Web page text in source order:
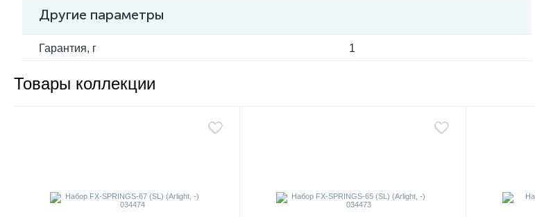
Другие параметры
Гарантия, г 1
Товары коллекции